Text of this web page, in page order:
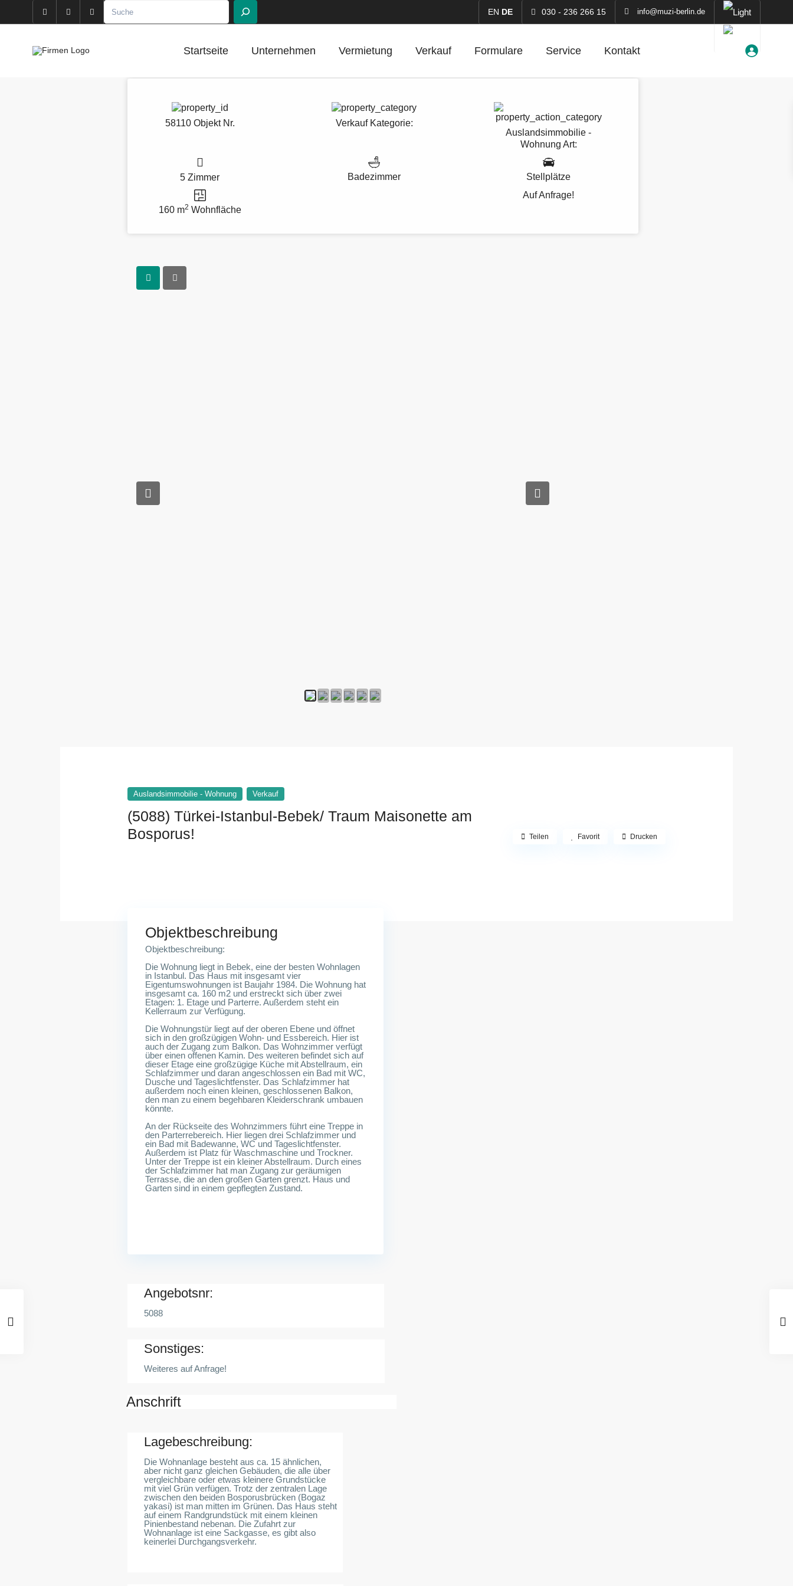
Suchen EN DE 030 - 236 266 15 info@muzi-berlin.de
Startseite Unternehmen Vermietung Verkauf Formulare Service Kontakt
58110 Objekt Nr. VerkaufKategorie:
Auslandsimmobilie -
Wohnung Art:
5 Zimmer Badezimmer Stellplätze
160 m2 Wohnfläche
Auf Anfrage!
Auslandsimmobilie - Wohnung Verkauf
(5088) Türkei-Istanbul-Bebek/ Traum Maisonette am
Bosporus!
Teilen Favorit Drucken
Objektbeschreibung
Objektbeschreibung:
Die Wohnung liegt in Bebek, eine der besten Wohnlagen
in Istanbul. Das Haus mit insgesamt vier
Eigentumswohnungen ist Baujahr 1984. Die Wohnung hat
insgesamt ca. 160 m2 und erstreckt sich über zwei
Etagen: 1. Etage und Parterre. Außerdem steht ein
Kellerraum zur Verfügung.
Die Wohnungstür liegt auf der oberen Ebene und öffnet
sich in den großzügigen Wohn- und Essbereich. Hier ist
auch der Zugang zum Balkon. Das Wohnzimmer verfügt
über einen offenen Kamin. Des weiteren befindet sich auf
dieser Etage eine großzügige Küche mit Abstellraum, ein
Schlafzimmer und daran angeschlossen ein Bad mit WC,
Dusche und Tageslichtfenster. Das Schlafzimmer hat
außerdem noch einen kleinen, geschlossenen Balkon,
den man zu einem begehbaren Kleiderschrank umbauen
könnte.
An der Rückseite des Wohnzimmers führt eine Treppe in
den Parterrebereich. Hier liegen drei Schlafzimmer und
ein Bad mit Badewanne, WC und Tageslichtfenster.
Außerdem ist Platz für Waschmaschine und Trockner.
Unter der Treppe ist ein kleiner Abstellraum. Durch eines
der Schlafzimmer hat man Zugang zur geräumigen
Terrasse, die an den großen Garten grenzt. Haus und
Garten sind in einem gepflegten Zustand.
Angebotsnr:
5088
Sonstiges:
Weiteres auf Anfrage!
Anschrift
Lagebeschreibung:
Die Wohnanlage besteht aus ca. 15 ähnlichen,
aber nicht ganz gleichen Gebäuden, die alle über
vergleichbare oder etwas kleinere Grundstücke
mit viel Grün verfügen. Trotz der zentralen Lage
zwischen den beiden Bosporusbrücken (Bogaz
yakasi) ist man mitten im Grünen. Das Haus steht
auf einem Randgrundstück mit einem kleinen
Pinienbestand nebenan. Die Zufahrt zur
Wohnanlage ist eine Sackgasse, es gibt also
keinerlei Durchgangsverkehr.